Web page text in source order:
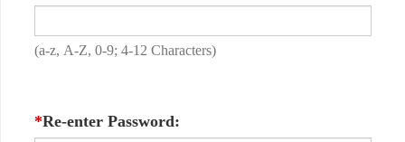
(a-z, A-Z, 0-9; 4-12 Characters)
*Re-enter Password: